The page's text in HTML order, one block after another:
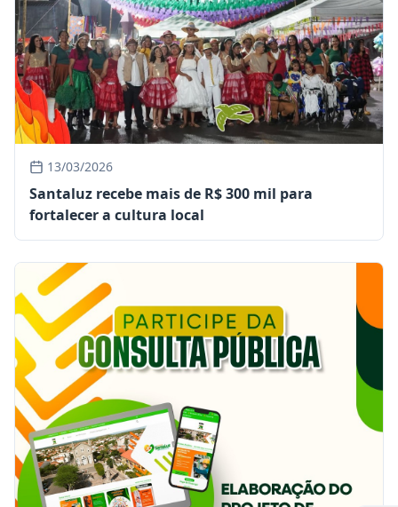
13/03/2026
Santaluz recebe mais de R$ 300 mil para
fortalecer a cultura local